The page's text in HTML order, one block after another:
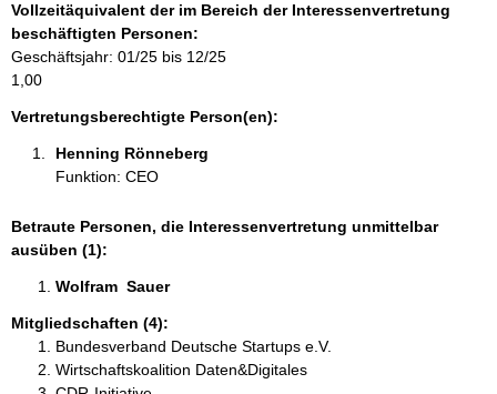
t
i
o
n
e
Vollzeitäquivalent der im Bereich der Interessenvertretung
beschäftigten Personen:
Geschäftsjahr: 01/25 bis 12/25
1,00
Vertretungsberechtigte Person(en):
Henning Rönneberg
Funktion: CEO
Betraute Personen, die Interessenvertretung unmittelbar
ausüben (1):
Wolfram  Sauer
Mitgliedschaften (4):
Bundesverband Deutsche Startups e.V.
Wirtschaftskoalition Daten&Digitales